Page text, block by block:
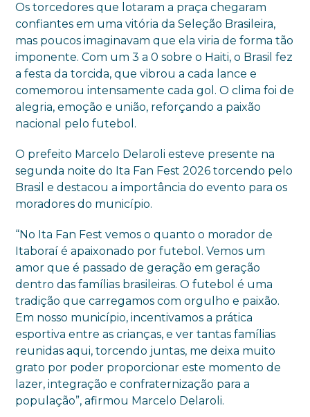
Os torcedores que lotaram a praça chegaram
confiantes em uma vitória da Seleção Brasileira,
mas poucos imaginavam que ela viria de forma tão
imponente. Com um 3 a 0 sobre o Haiti, o Brasil fez
a festa da torcida, que vibrou a cada lance e
comemorou intensamente cada gol. O clima foi de
alegria, emoção e união, reforçando a paixão
nacional pelo futebol.
O prefeito Marcelo Delaroli esteve presente na
segunda noite do Ita Fan Fest 2026 torcendo pelo
Brasil e destacou a importância do evento para os
moradores do município.
“No Ita Fan Fest vemos o quanto o morador de
Itaboraí é apaixonado por futebol. Vemos um
amor que é passado de geração em geração
dentro das famílias brasileiras. O futebol é uma
tradição que carregamos com orgulho e paixão.
Em nosso município, incentivamos a prática
esportiva entre as crianças, e ver tantas famílias
reunidas aqui, torcendo juntas, me deixa muito
grato por poder proporcionar este momento de
lazer, integração e confraternização para a
população”, afirmou Marcelo Delaroli.